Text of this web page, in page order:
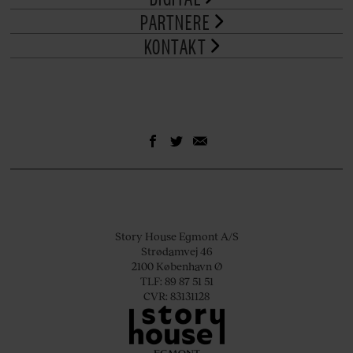
PARTNERE
KONTAKT
Story House Egmont A/S
Strødamvej 46
2100 København Ø
TLF: 89 87 51 51
CVR: 83131128